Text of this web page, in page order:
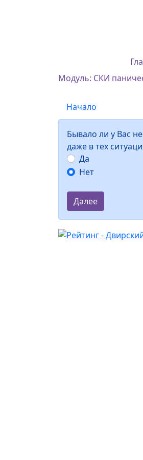
Модуль: СКИ
Начало
Бывало ли у Вас
даже в тех
Да
Нет
Далее